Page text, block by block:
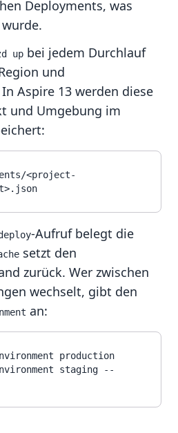
Deployments, was
up bei jedem Durchlauf
und
Aspire 13 werden diese
und Umgebung im
<project-
-Aufruf belegt die
setzt den
zurück. Wer zwischen
wechselt, gibt den
an:
production
staging --